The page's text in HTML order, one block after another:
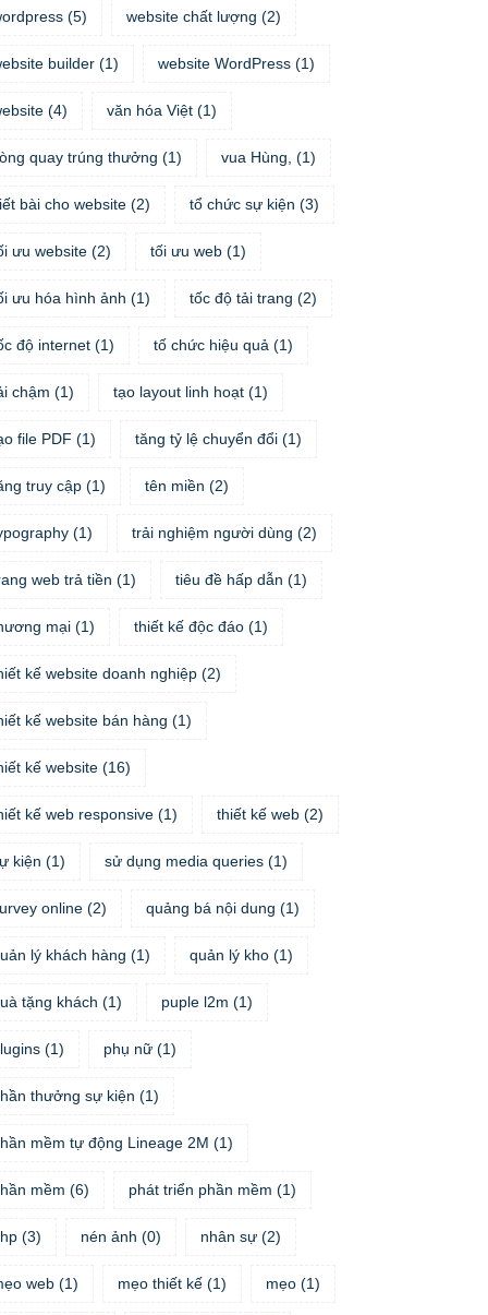
(5) website chất lượng (2)
builder (1) website WordPress (1)
(4) văn hóa Việt (1)
quay trúng thưởng (1) vua Hùng, (1)
bài cho website (2) tổ chức sự kiện (3)
ưu website (2) tối ưu web (1)
ưu hóa hình ảnh (1) tốc độ tải trang (2)
độ internet (1) tố chức hiệu quả (1)
chậm (1) tạo layout linh hoạt (1)
file PDF (1) tăng tỷ lệ chuyển đổi (1)
truy cập (1) tên miền (2)
(1) trải nghiệm người dùng (2)
web trả tiền (1) tiêu đề hấp dẫn (1)
mại (1) thiết kế độc đáo (1)
kế website doanh nghiệp (2)
kế website bán hàng (1)
kế website (16)
kế web responsive (1) thiết kế web (2)
kiện (1) sử dụng media queries (1)
online (2) quảng bá nội dung (1)
lý khách hàng (1) quản lý kho (1)
tặng khách (1) puple l2m (1)
(1) phụ nữ (1)
thưởng sự kiện (1)
mềm tự động Lineage 2M (1)
mềm (6) phát triển phần mềm (1)
(3) nén ảnh (0) nhân sự (2)
web (1) mẹo thiết kế (1) mẹo (1)